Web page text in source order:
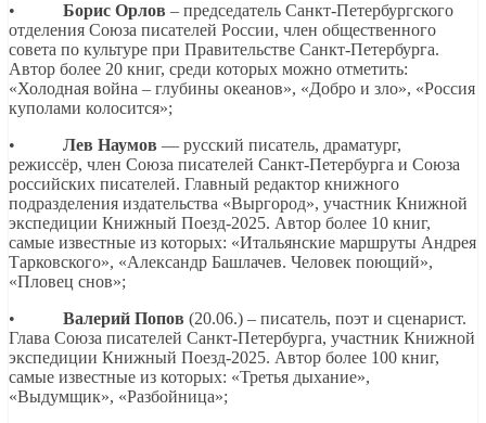
• Борис Орлов – председатель Санкт-Петербургского
отделения Союза писателей России, член общественного
совета по культуре при Правительстве Санкт-Петербурга.
Автор более 20 книг, среди которых можно отметить:
«Холодная война – глубины океанов», «Добро и зло», «Россия
куполами колосится»;
• Лев Наумов — русский писатель, драматург,
режиссёр, член Союза писателей Санкт-Петербурга и Союза
российских писателей. Главный редактор книжного
подразделения издательства «Выргород», участник Книжной
экспедиции Книжный Поезд-2025. Автор более 10 книг,
самые известные из которых: «Итальянские маршруты Андрея
Тарковского», «Александр Башлачев. Человек поющий»,
«Пловец снов»;
• Валерий Попов (20.06.) – писатель, поэт и сценарист.
Глава Союза писателей Санкт-Петербурга, участник Книжной
экспедиции Книжный Поезд-2025. Автор более 100 книг,
самые известные из которых: «Третья дыхание»,
«Выдумщик», «Разбойница»;